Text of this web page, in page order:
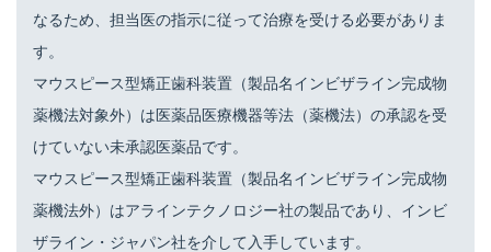
なるため、担当医の指示に従って治療を受ける必要がありま
す。
マウスピース型矯正歯科装置（製品名インビザライン完成物
薬機法対象外）は医薬品医療機器等法（薬機法）の承認を受
けていない未承認医薬品です。
マウスピース型矯正歯科装置（製品名インビザライン完成物
薬機法外）はアラインテクノロジー社の製品であり、インビ
ザライン・ジャパン社を介して入手しています。